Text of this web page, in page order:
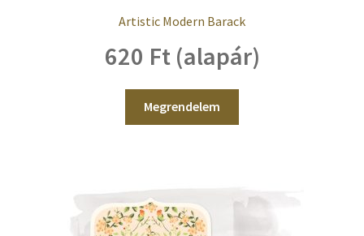
Artistic Modern Barack
620 Ft (alapár)
Megrendelem